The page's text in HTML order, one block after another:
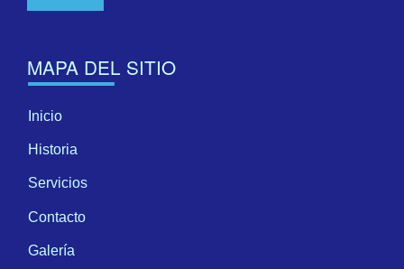
MAPA DEL SITIO
Inicio
Historia
Servicios
Contacto
Galería